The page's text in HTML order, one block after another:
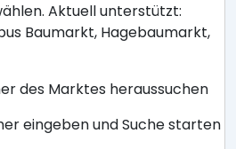
Aktuell unterstützt:
Baumarkt, Hagebaumarkt,
des Marktes heraussuchen
eingeben und Suche starten